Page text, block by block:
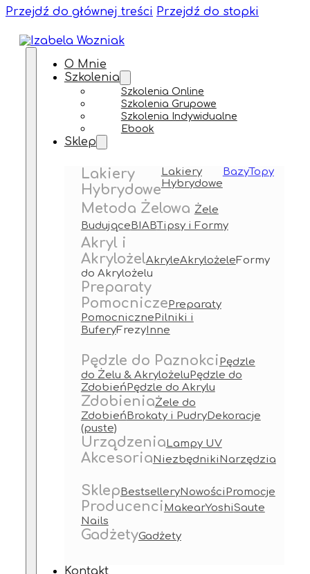
Przejdź do głównej treści Przejdź do stopki
O Mnie
Szkolenia
Szkolenia Online
Szkolenia Grupowe
Szkolenia Indywidualne
Ebook
Sklep
Lakiery
Hybrydowe
Lakiery
Hybrydowe
BazyTopy
Metoda Żelowa Żele
Budujące BIABTipsy i Formy
Akryl i
AkrylożelAkryleAkrylożeleFormy
do Akrylożelu
Preparaty
Pomocnicze Preparaty
Pomocniczne Pilniki i
BuferyFrezyInne
Pędzle do Paznokci Pędzle
do Żelu & Akrylożelu Pędzle do
Zdobień Pędzle do Akrylu
ZdobieniaŻele do
Zdobień Brokaty i PudryDekoracje
(puste)
Urządzenia Lampy UV
Akcesoria Niezbędniki Narzędzia
Sklep BestselleryNowości Promocje
Producenci MakearYoshiSaute
Nails
GadżetyGadżety
Kontakt